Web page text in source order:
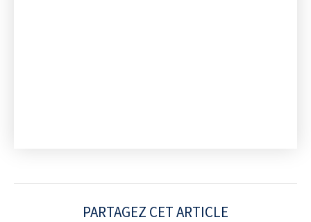
PARTAGEZ CET ARTICLE